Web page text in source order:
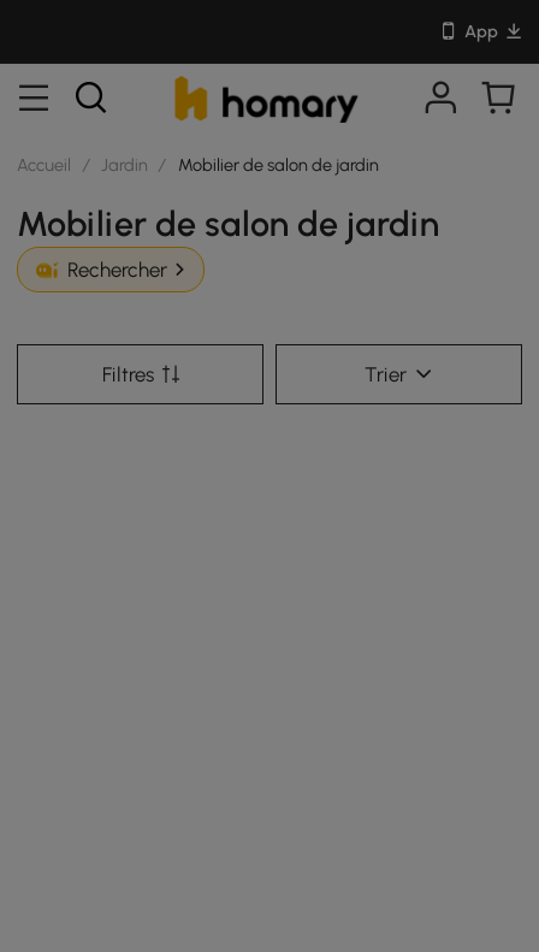
App
Accueil / Jardin / Mobilier de salon de jardin
Mobilier de salon de jardin
Rechercher
Filtres Trier